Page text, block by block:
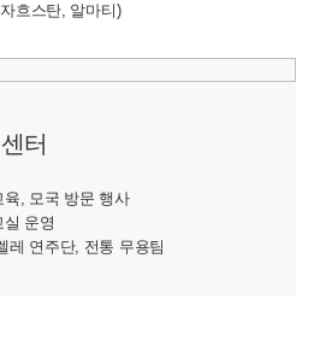
흐스탄, 알마티)
터
육, 모국 방문 행사
운영
레 연주단, 전통 무용팀